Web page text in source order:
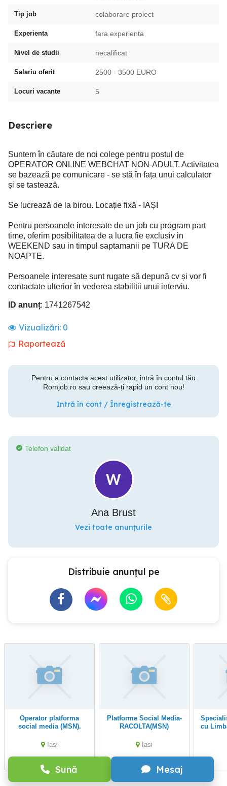
Tip job colaborare proiect
Experienta fara experienta
Nivel de studii necalificat
Salariu oferit 2500 - 3500 EURO
Locuri vacante 5
Descriere
Suntem în căutare de noi colege pentru postul de
OPERATOR ONLINE WEBCHAT NON-ADULT. Activitatea
se bazează pe comunicare - se stă în fața unui calculator
și se tastează.
Se lucrează de la birou. Locație fixă - IAȘI
Pentru persoanele interesate de un job cu program part
time, oferim posibilitatea de a lucra fie exclusiv in
WEEKEND sau in timpul saptamanii pe TURA DE
NOAPTE.
Persoanele interesate sunt rugate să depună cv și vor fi
contactate ulterior în vederea stabilitii unui interviu.
ID anunț: 1741267542
Vizualizări: 0
Raportează
Pentru a contacta acest utilizator, intră în contul tău
Romjob.ro sau creează-ți rapid un cont nou!
Intră în cont / Înregistrează-te
Sună Mesaj
Telefon validat
Ana Brust
Vezi toate anunțurile
Distribuie anunțul pe
Operator platforma
social media (MSN).
Iasi
Platforme Social Media-
RACOLTA(MSN)
Iasi
Specialist Suport Tehnic
cu